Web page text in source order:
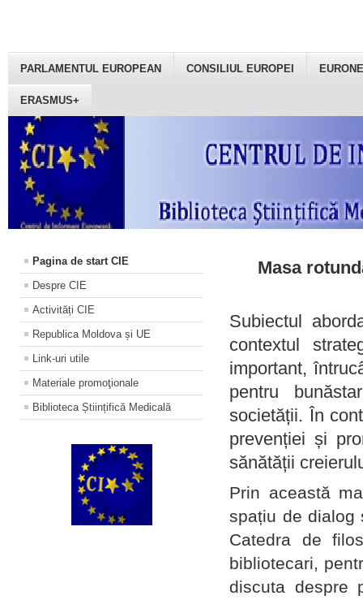
PARLAMENTUL EUROPEAN CONSILIUL EUROPEI
ERASMUS+
Pagina de start CIE
Despre CIE
Activități CIE
Republica Moldova și UE
Link-uri utile
Materiale promoţionale
Biblioteca Științifică Medicală
Masa
Subiectul
contextul
important,
pentru
societății. În
prevenției și
sănătății
Prin această
spațiu de dialog
Catedra de
bibliotecari,
discuta despre